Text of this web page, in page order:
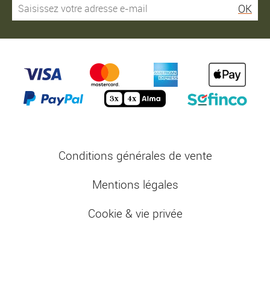
OK
Conditions générales de vente
Mentions légales
Cookie & vie privée